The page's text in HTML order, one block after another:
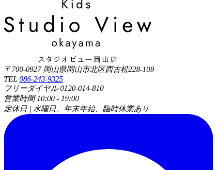
〒700-0927 岡山県岡山市北区西古松228-109
TEL 086-243-9325
フリーダイヤル 0120-014-810
営業時間 10:00 - 19:00
定休日 | 水曜日、年末年始、臨時休業あり